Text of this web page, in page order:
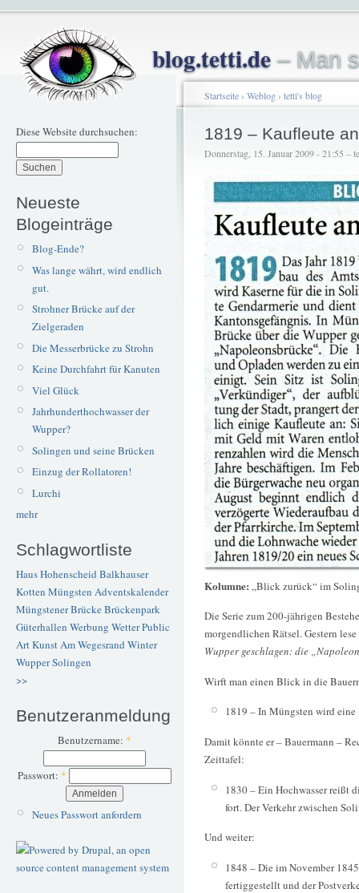
blog.tetti.de– Man
Diese Website durchsuchen:
Neueste
Blogeinträge
Blog-Ende?
Was lange währt, wird endlich
gut.
Strohner Brücke auf der
Zielgeraden
Die Messerbrücke zu Strohn
Keine Durchfahrt für Kanuten
Viel Glück
Jahrhunderthochwasser der
Wupper?
Solingen und seine Brücken
Einzug der Rollatoren!
Lurchi
mehr
Schlagwortliste
Haus Hohenscheid Balkhauser
Kotten Müngsten Adventskalender
Müngstener BrückeBrückenpark
Güterhallen Werbung WetterPublic
ArtKunstAm Wegesrand Winter
WupperSolingen
>>
Benutzeranmeldung
Benutzername: *
Passwort: *
Neues Passwort anfordern
Startseite› Weblog› tetti's blog
1819 – Kaufleute
Donnerstag, 15. Januar 2009 - 21:55 –
Kolumne: „Blick zurück“ im
Die Serie zum 200-jährigen
morgendlichen Rätsel. Gestern
Wupper geschlagen: die
Wirft man einen Blick in die
1819 – In Müngsten wird
Damit könnte er – Bauermann –
Zeittafel:
1830 – Ein Hochwasser reißt
fort. Der Verkehr zwischen
Und weiter:
1848 – Die im November
fertiggestellt und der